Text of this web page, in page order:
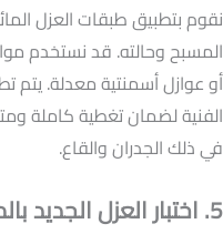
نقوم بتطبيق طبقات العزل
المسبح وحالته. قد نستخدم
أو عوازل أسمنتية معدلة.
الفنية لضمان تغطية كاملة
في ذلك الجدران والقاع.
5. اختبار العزل الجديد بالماء